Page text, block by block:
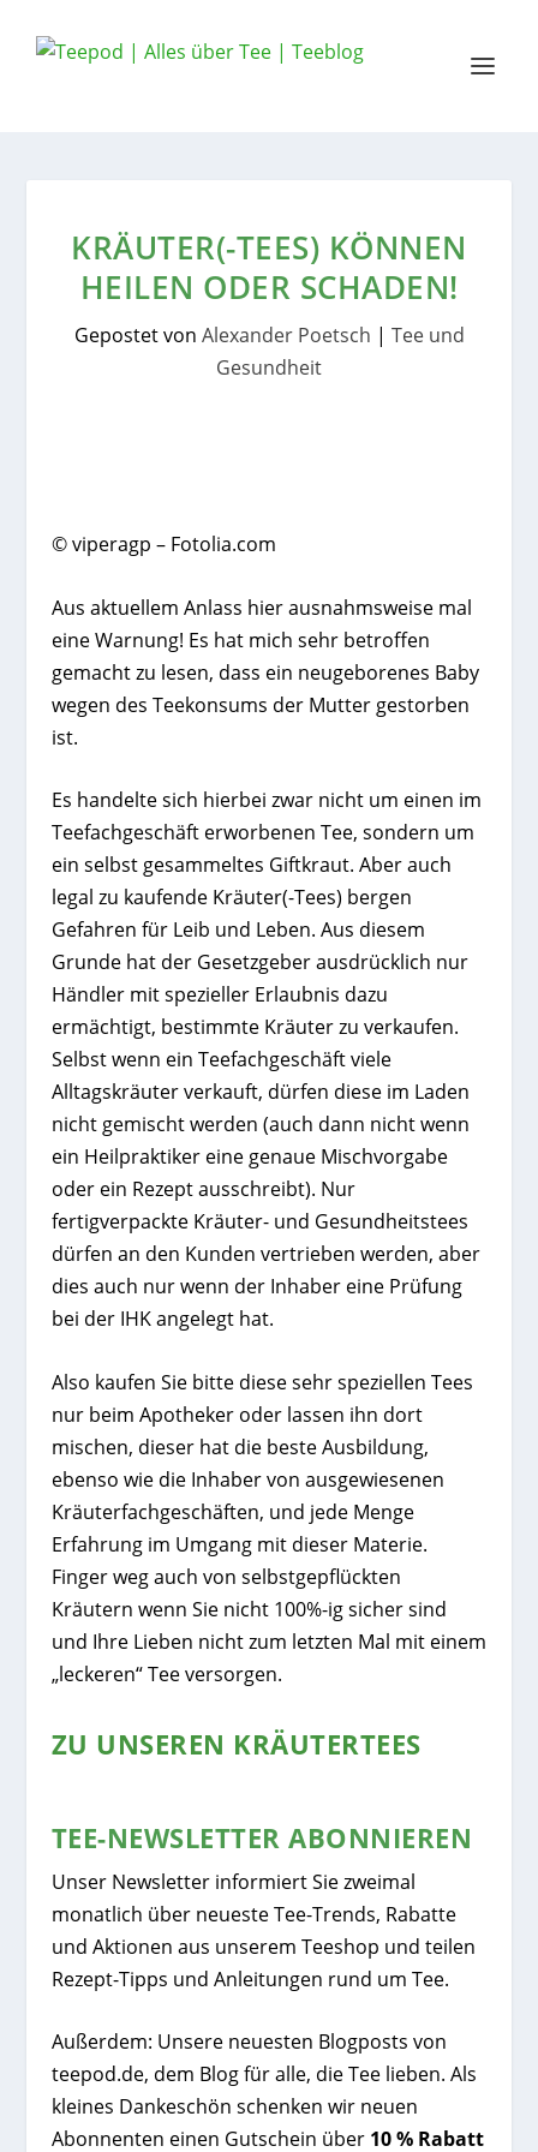
KRÄUTER(-TEES) KÖNNEN
HEILEN ODER SCHADEN!
Gepostet von Alexander Poetsch | Tee und
Gesundheit
© viperagp – Fotolia.com
Aus aktuellem Anlass hier ausnahmsweise mal
eine Warnung! Es hat mich sehr betroffen
gemacht zu lesen, dass ein neugeborenes Baby
wegen des Teekonsums der Mutter gestorben
ist.
Es handelte sich hierbei zwar nicht um einen im
Teefachgeschäft erworbenen Tee, sondern um
ein selbst gesammeltes Giftkraut. Aber auch
legal zu kaufende Kräuter(-Tees) bergen
Gefahren für Leib und Leben. Aus diesem
Grunde hat der Gesetzgeber ausdrücklich nur
Händler mit spezieller Erlaubnis dazu
ermächtigt, bestimmte Kräuter zu verkaufen.
Selbst wenn ein Teefachgeschäft viele
Alltagskräuter verkauft, dürfen diese im Laden
nicht gemischt werden (auch dann nicht wenn
ein Heilpraktiker eine genaue Mischvorgabe
oder ein Rezept ausschreibt). Nur
fertigverpackte Kräuter- und Gesundheitstees
dürfen an den Kunden vertrieben werden, aber
dies auch nur wenn der Inhaber eine Prüfung
bei der IHK angelegt hat.
Also kaufen Sie bitte diese sehr speziellen Tees
nur beim Apotheker oder lassen ihn dort
mischen, dieser hat die beste Ausbildung,
ebenso wie die Inhaber von ausgewiesenen
Kräuterfachgeschäften, und jede Menge
Erfahrung im Umgang mit dieser Materie.
Finger weg auch von selbstgepflückten
Kräutern wenn Sie nicht 100%-ig sicher sind
und Ihre Lieben nicht zum letzten Mal mit einem
„leckeren“ Tee versorgen.
ZU UNSEREN KRÄUTERTEES
TEE-NEWSLETTER ABONNIEREN
Unser Newsletter informiert Sie zweimal
monatlich über neueste Tee-Trends, Rabatte
und Aktionen aus unserem Teeshop und teilen
Rezept-Tipps und Anleitungen rund um Tee.
Außerdem: Unsere neuesten Blogposts von
teepod.de, dem Blog für alle, die Tee lieben. Als
kleines Dankeschön schenken wir neuen
Abonnenten einen Gutschein über 10 % Rabatt